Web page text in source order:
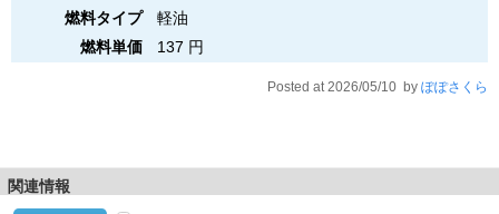
燃料タイプ
軽油
燃料単価
137 円
Posted at 2026/05/10 by ぽぽさくら
関連情報